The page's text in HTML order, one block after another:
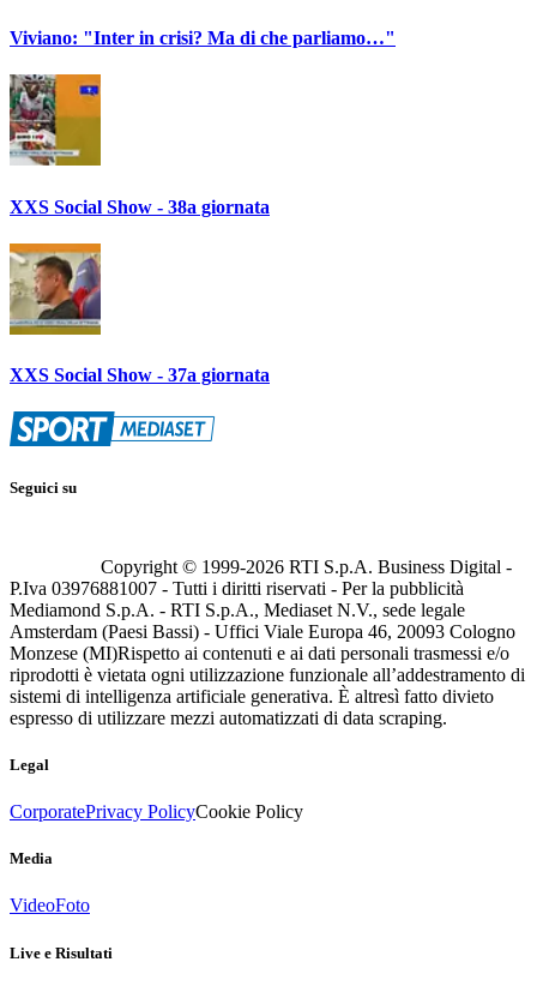
Viviano: "Inter in crisi? Ma di che parliamo…"
XXS Social Show - 38a giornata
XXS Social Show - 37a giornata
Seguici su
Copyright © 1999-2026 RTI S.p.A. Business Digital -
P.Iva 03976881007 - Tutti i diritti riservati - Per la pubblicità
Mediamond S.p.A. - RTI S.p.A., Mediaset N.V., sede legale
Amsterdam (Paesi Bassi) - Uffici Viale Europa 46, 20093 Cologno
Monzese (MI)Rispetto ai contenuti e ai dati personali trasmessi e/o
riprodotti è vietata ogni utilizzazione funzionale all’addestramento di
sistemi di intelligenza artificiale generativa. È altresì fatto divieto
espresso di utilizzare mezzi automatizzati di data scraping.
Legal
CorporatePrivacy PolicyCookie Policy
Media
VideoFoto
Live e Risultati